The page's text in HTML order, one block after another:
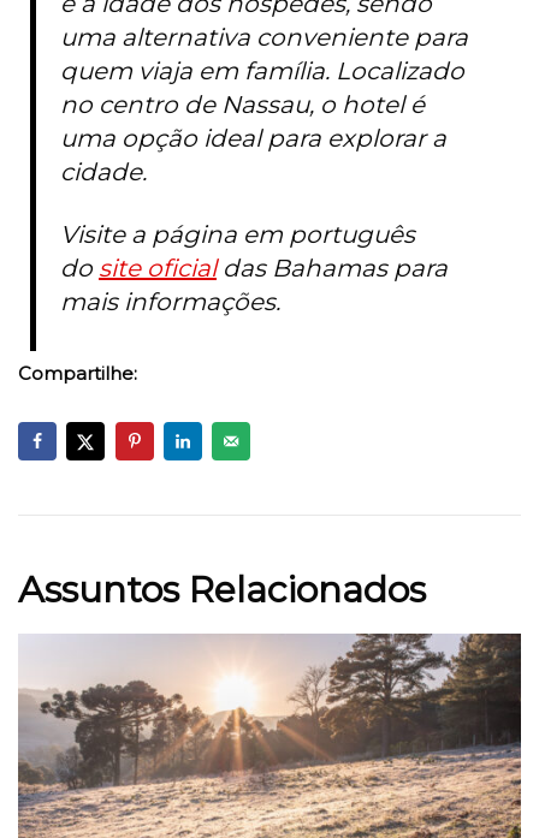
uma alternativa conveniente para
quem viaja em família. Localizado
no centro de Nassau, o hotel é
uma opção ideal para explorar a
cidade.
Visite a página em português
do site oficialdas Bahamas para
mais informações.
Compartilhe:
Assuntos Relacionados